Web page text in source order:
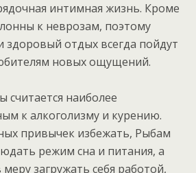
интимная жизнь. Кроме
к неврозам, поэтому
здоровый отдых всегда пойдут
новых ощущений.
считается наиболее
к алкоголизму и курению.
привычек избежать, Рыбам
режим сна и питания, а
меру загружать себя работой,